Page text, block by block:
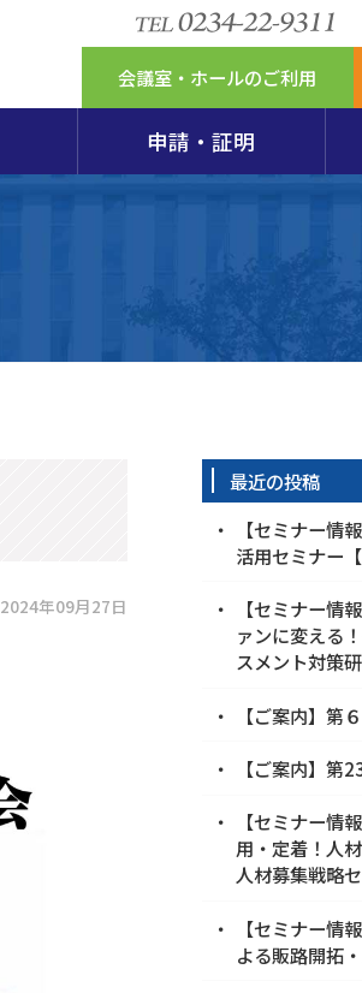
会議室・ホールのご利用
第237回珠算能力検定試験要項･
新アクサの付帯サービス
申請・証明
部会からのお知らせ
女性会
2024年09月27日
最近の投稿
【セミナー情
活用セミナー【
【セミナー情
ァンに変える
スメント対策
【ご案内】第
【ご案内】第
【セミナー
用・定着！人
人材募集戦略
【セミナー
よる販路開拓